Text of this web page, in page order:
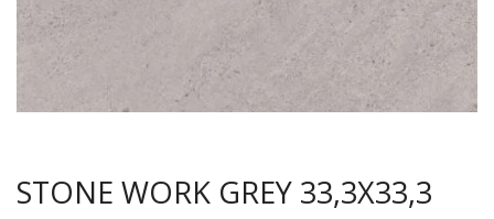
STONE WORK GREY 33,3X33,3